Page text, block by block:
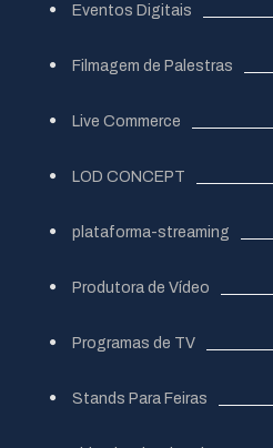
Eventos Digitais
Filmagem de Palestras
Live Commerce
LOD CONCEPT
plataforma-streaming
Produtora de Vídeo
Programas de TV
Stands Para Feiras